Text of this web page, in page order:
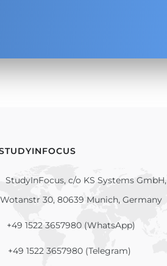
StudyInFocus, c/o KS Systems GmbH,
Wotanstr 30, 80639 Munich, Germany
+49 1522 3657980 (WhatsApp)
+49 1522 3657980 (Telegram)